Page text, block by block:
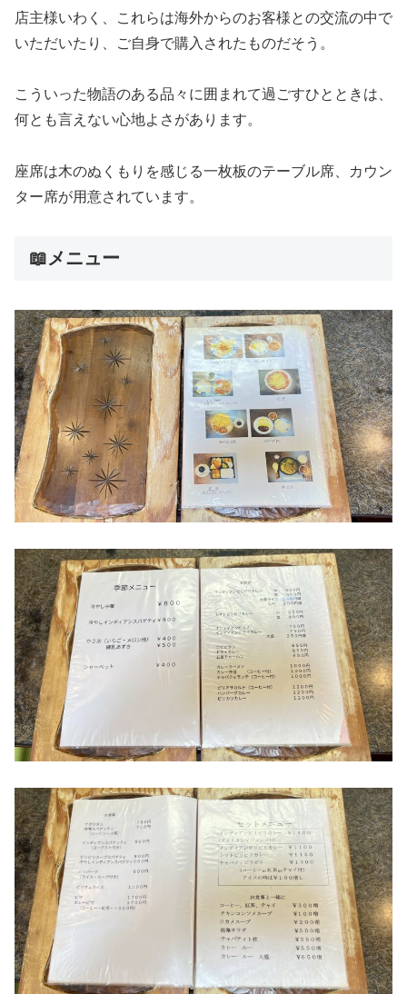
店主様いわく、これらは海外からのお客様との交流の中で
いただいたり、ご自身で購入されたものだそう。
こういった物語のある品々に囲まれて過ごすひとときは、
何とも言えない心地よさがあります。
座席は木のぬくもりを感じる一枚板のテーブル席、カウン
ター席が用意されています。
📖メニュー